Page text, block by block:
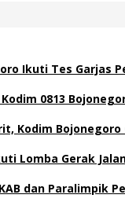
Ikuti Tes Garjas
0813
Kodim
Lomba Gerak
dan Paralimpik